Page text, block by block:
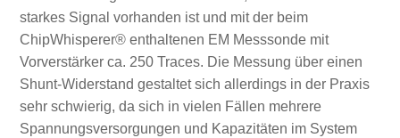
starkes Signal vorhanden ist und mit der beim
ChipWhisperer® enthaltenen EM Messsonde mit
Vorverstärker ca. 250 Traces. Die Messung über einen
Shunt-Widerstand gestaltet sich allerdings in der Praxis
sehr schwierig, da sich in vielen Fällen mehrere
Spannungsversorgungen und Kapazitäten im System